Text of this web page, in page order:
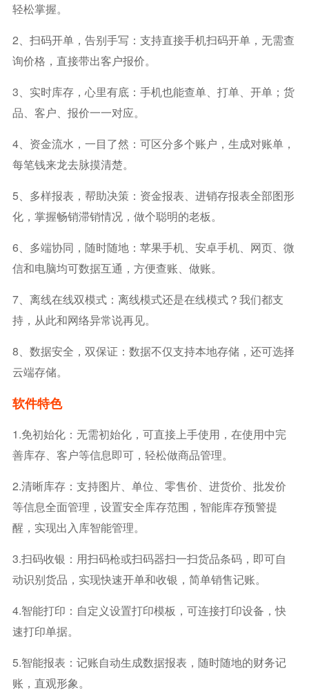
轻松掌握。
2、扫码开单，告别手写：支持直接手机扫码开单，无需查
询价格，直接带出客户报价。
3、实时库存，心里有底：手机也能查单、打单、开单；货
品、客户、报价一一对应。
4、资金流水，一目了然：可区分多个账户，生成对账单，
每笔钱来龙去脉摸清楚。
5、多样报表，帮助决策：资金报表、进销存报表全部图形
化，掌握畅销滞销情况，做个聪明的老板。
6、多端协同，随时随地：苹果手机、安卓手机、网页、微
信和电脑均可数据互通，方便查账、做账。
7、离线在线双模式：离线模式还是在线模式？我们都支
持，从此和网络异常说再见。
8、数据安全，双保证：数据不仅支持本地存储，还可选择
云端存储。
软件特色
1.免初始化：无需初始化，可直接上手使用，在使用中完
善库存、客户等信息即可，轻松做商品管理。
2.清晰库存：支持图片、单位、零售价、进货价、批发价
等信息全面管理，设置安全库存范围，智能库存预警提
醒，实现出入库智能管理。
3.扫码收银：用扫码枪或扫码器扫一扫货品条码，即可自
动识别货品，实现快速开单和收银，简单销售记账。
4.智能打印：自定义设置打印模板，可连接打印设备，快
速打印单据。
5.智能报表：记账自动生成数据报表，随时随地的财务记
账，直观形象。